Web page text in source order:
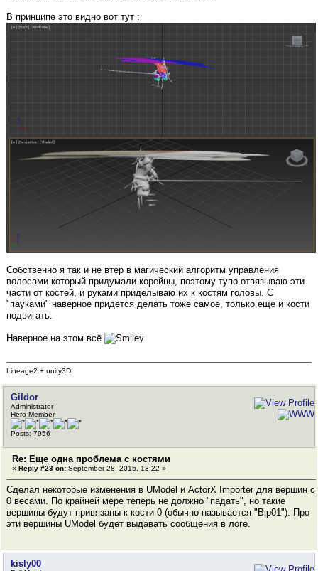
В принципе это видно вот тут :
Собственно я так и не втер в магический алгоритм управления
волосами который придумали корейцы, поэтому тупо отвязываю эти
части от костей, и руками приделываю их к костям головы. С
"пауками" наверное придется делать тоже самое, только еще и кости
подвигать.
Наверное на этом всё
Lineage2 + unity3D
Gildor
Administrator
Hero Member
Posts: 7956
Re: Еще одна проблема с костями
« Reply #23 on: September 28, 2015, 13:22 »
Сделал некоторые изменения в UModel и ActorX Importer для вершин с
0 весами. По крайней мере теперь не должно "падать", но такие
вершины будут привязаны к кости 0 (обычно называется "Bip01"). Про
эти вершины UModel будет выдавать сообщения в логе.
kisly00